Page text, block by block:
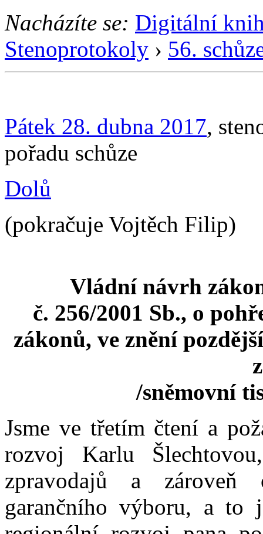
Nacházíte se: Digitální
Stenoprotokoly › 56.
Pátek 28. dubna 2017,
pořadu schůze
Dolů
(pokračuje Vojtěch Filip)
Vládní návrh
č. 256/2001 Sb., o
zákonů, ve znění
/sněmovní
Jsme ve třetím čtení a
rozvoj Karlu
zpravodajů a zároveň
garančního výboru, a to